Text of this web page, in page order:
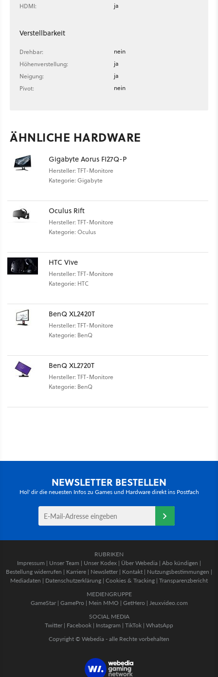
HDMI:
ja
Verstellbarkeit
Drehbar:
nein
Höhenverstellung:
ja
Neigung:
ja
Pivot:
nein
ÄHNLICHE HARDWARE
Gigabyte Aorus FI27Q-P
Hersteller: TFT-Monitore
Kategorie: Gigabyte
Oculus Rift
Hersteller: TFT-Monitore
Kategorie: Oculus
HTC Vive
Hersteller: TFT-Monitore
Kategorie: HTC
BenQ XL2420T
Hersteller: TFT-Monitore
Kategorie: BenQ
BenQ XL2720T
Hersteller: TFT-Monitore
Kategorie: BenQ
NEWSLETTER BESTELLEN
Hol' dir die neuesten Infos zu Games und Hardware direkt ins Postfach
RUBRIKEN
Impressum | Unser Team | Unser Kodex | Über Webedia | Abo kündigen |
Bestellung widerrufen | Karriere | Newsletter | Kontakt | Nutzungsbestimmungen |
Mediadaten | Datenschutzerklärung | Cookies & Tracking | Transparenzbericht
MEDIENGRUPPE
GameStar| GamePro | Mein MMO | GetHero | Jeuxvideo.com
SOCIAL MEDIA
Twitter | Facebook | Instagram | TikTok | WhatsApp
Copyright © Webedia - alle Rechte vorbehalten